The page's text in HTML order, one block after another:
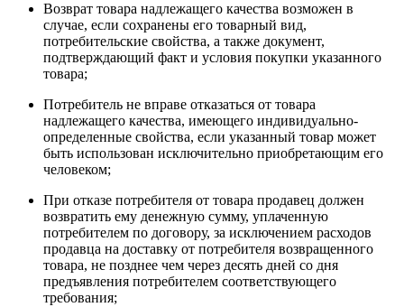
Возврат товара надлежащего качества возможен в
случае, если сохранены его товарный вид,
потребительские свойства, а также документ,
подтверждающий факт и условия покупки указанного
товара;
Потребитель не вправе отказаться от товара
надлежащего качества, имеющего индивидуально-
определенные свойства, если указанный товар может
быть использован исключительно приобретающим его
человеком;
При отказе потребителя от товара продавец должен
возвратить ему денежную сумму, уплаченную
потребителем по договору, за исключением расходов
продавца на доставку от потребителя возвращенного
товара, не позднее чем через десять дней со дня
предъявления потребителем соответствующего
требования;